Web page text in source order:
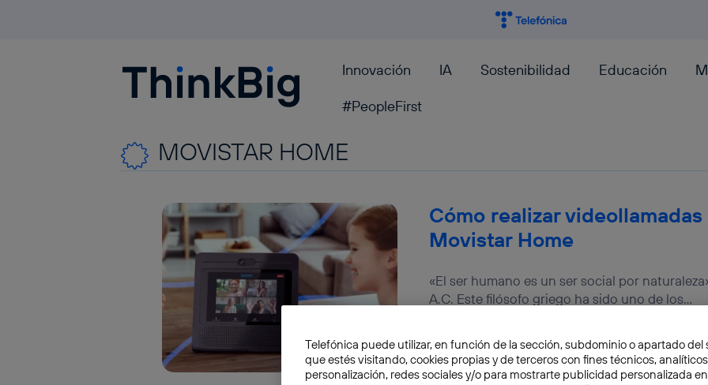
Blogthinkbig.com Innovación IA Sostenibilidad Educación
#PeopleFirst
MOVISTAR HOME
Cómo realizar
Movistar Home
«El ser humano es un ser social por
A.C. Este filósofo griego ha sido uno de los...
Telefónica puede utilizar, en función de la sección, subdominio o apartado del
que estés visitando, cookies propias y de terceros con fines técnicos,
personalización, redes sociales y/o para mostrarte publicidad personalizada